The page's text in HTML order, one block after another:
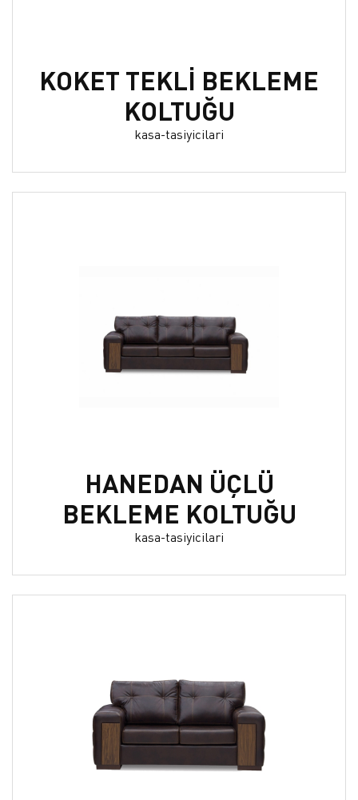
KOKET TEKLİ BEKLEME
KOLTUĞU
kasa-tasiyicilari
HANEDAN ÜÇLÜ
BEKLEME KOLTUĞU
kasa-tasiyicilari